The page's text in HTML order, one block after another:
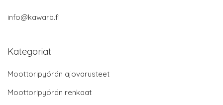
info@kawarb.fi
Kategoriat
Moottoripyörän ajovarusteet
Moottoripyörän renkaat